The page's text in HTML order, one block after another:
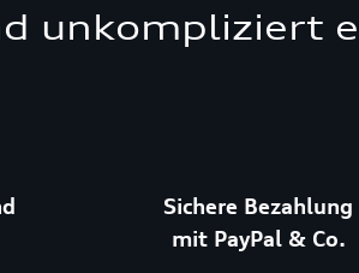
unkompliziert
Sichere Bezahlung
mit PayPal & Co.